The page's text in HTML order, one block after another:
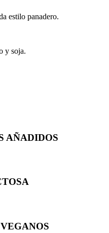
estilo panadero.
y soja.
AÑADIDOS
VEGANOS